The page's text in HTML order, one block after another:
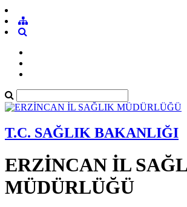
T.C. SAĞLIK BAKANLIĞI
ERZİNCAN İL
MÜDÜRLÜĞÜ